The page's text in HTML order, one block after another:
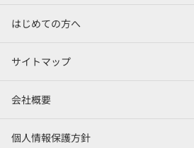
はじめての方へ
サイトマップ
会社概要
個人情報保護方針